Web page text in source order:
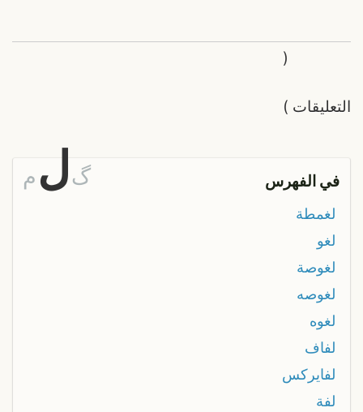
التعليقات
(
)
في الفهرس گل م
لغمطة
لغو
لغوصة
لغوصه
لغوه
لفاف
لفايركس
لفة